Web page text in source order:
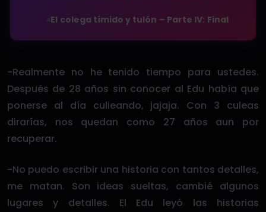
El colega tímido y tulón – Parte IV: Final
-Realmente no he tenido tiempo para ustedes.
Después de 28 años sin conocer al Edu había que
ponerse al día culieando, jajaja. Con 3 culeas
dirarías, nos quedan como 27 años aun por
recuperar.
-No puedo escribir una historia con tantos detalles,
me matan. Son ideas sueltas, cambié algunos
lugares y detalles. El Edu leyó las historias